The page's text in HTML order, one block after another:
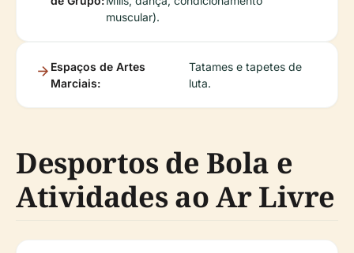
muscular).
Espaços de Artes
Marciais:
Tatames e tapetes de
luta.
Desportos de Bola e
Atividades ao Ar Livre